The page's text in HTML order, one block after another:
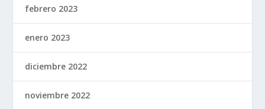
febrero 2023
enero 2023
diciembre 2022
noviembre 2022